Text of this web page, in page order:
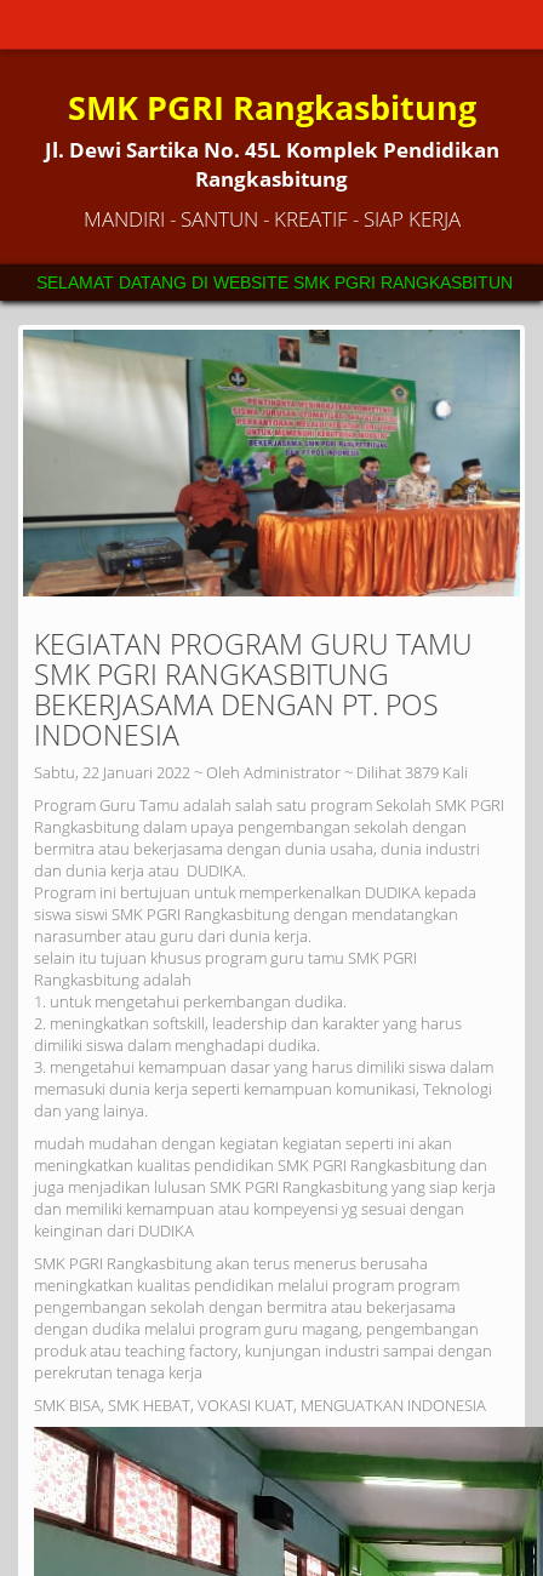
SMK PGRI Rangkasbitung
Jl. Dewi Sartika No. 45L Komplek Pendidikan
Rangkasbitung
MANDIRI - SANTUN - KREATIF - SIAP KERJA
DI WEBSITE SMK PGRI RANGKASBITUNG. SEKOLAH YANG
KEGIATAN PROGRAM GURU TAMU
SMK PGRI RANGKASBITUNG
BEKERJASAMA DENGAN PT. POS
INDONESIA
Sabtu, 22 Januari 2022 ~ Oleh Administrator ~ Dilihat 3879 Kali
Program Guru Tamu adalah salah satu program Sekolah SMK PGRI
Rangkasbitung dalam upaya pengembangan sekolah dengan
bermitra atau bekerjasama dengan dunia usaha, dunia industri
dan dunia kerja atau DUDIKA.
Program ini bertujuan untuk memperkenalkan DUDIKA kepada
siswa siswi SMK PGRI Rangkasbitung dengan mendatangkan
narasumber atau guru dari dunia kerja.
selain itu tujuan khusus program guru tamu SMK PGRI
Rangkasbitung adalah
1. untuk mengetahui perkembangan dudika.
2. meningkatkan softskill, leadership dan karakter yang harus
dimiliki siswa dalam menghadapi dudika.
3. mengetahui kemampuan dasar yang harus dimiliki siswa dalam
memasuki dunia kerja seperti kemampuan komunikasi, Teknologi
dan yang lainya.
mudah mudahan dengan kegiatan kegiatan seperti ini akan
meningkatkan kualitas pendidikan SMK PGRI Rangkasbitung dan
juga menjadikan lulusan SMK PGRI Rangkasbitung yang siap kerja
dan memiliki kemampuan atau kompeyensi yg sesuai dengan
keinginan dari DUDIKA
SMK PGRI Rangkasbitung akan terus menerus berusaha
meningkatkan kualitas pendidikan melalui program program
pengembangan sekolah dengan bermitra atau bekerjasama
dengan dudika melalui program guru magang, pengembangan
produk atau teaching factory, kunjungan industri sampai dengan
perekrutan tenaga kerja
SMK BISA, SMK HEBAT, VOKASI KUAT, MENGUATKAN INDONESIA